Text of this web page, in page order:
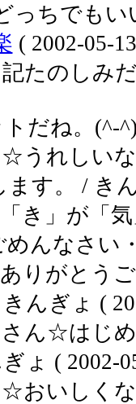
っちでも
( 2002-05-
たのしみ
だね。(^-
うれしい
す。 / き
き」が「
んなさい
りがとう
んぎょ (
ん☆はじ
ょ ( 2002-
おいしく